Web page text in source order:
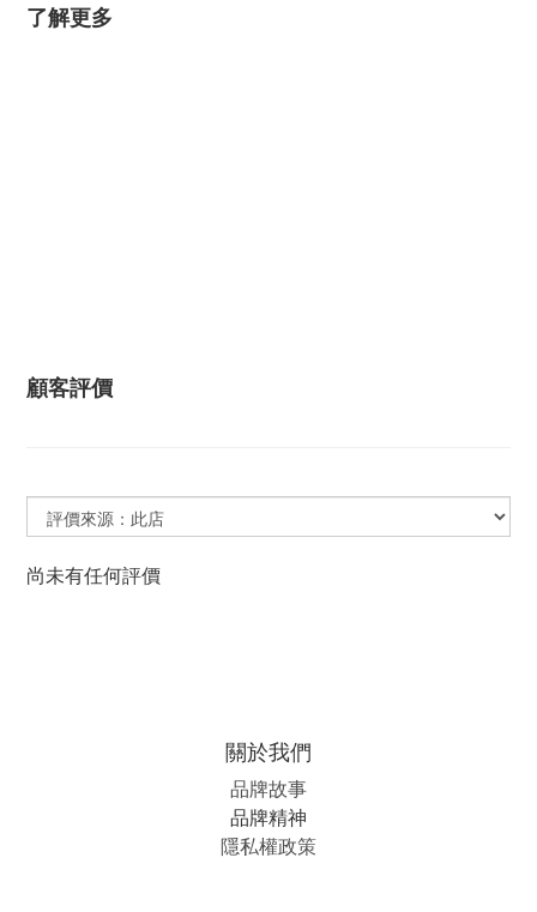
了解更多
顧客評價
尚未有任何評價
關於我們
品牌故事
品牌精神
隱私權政策